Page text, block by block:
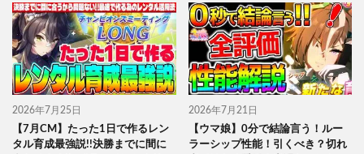
2026年7月25日
【7月CM】たった1日で作るレン
タル育成最強説!!決勝までに間に
2026年7月21日
【ウマ娘】0分で結論言う！ルー
ラーシップ性能！引くべき？切れ